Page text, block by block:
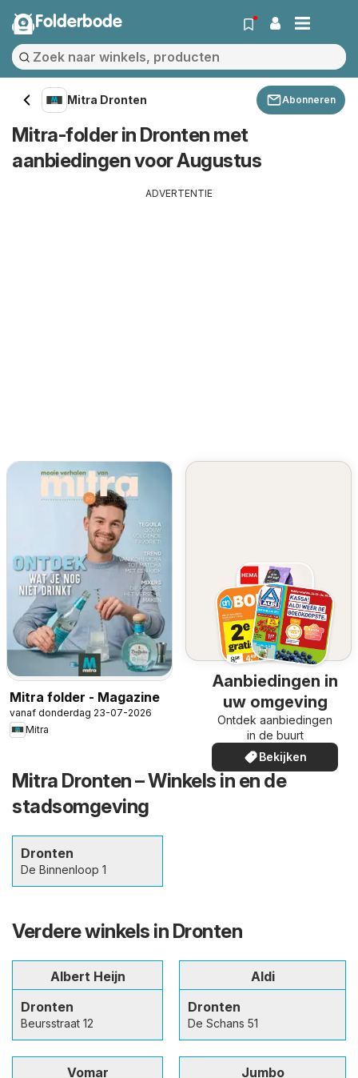
Folderbode
Mitra Dronten Abonneren
Mitra-folder in Dronten met
aanbiedingen voor Augustus
ADVERTENTIE
Mitra folder - Magazine
vanaf donderdag 23-07-2026
Mitra
Aanbiedingen in
uw omgeving
Ontdek aanbiedingen
in de buurt
Bekijken
Mitra Dronten – Winkels in en de
stadsomgeving
Dronten
De Binnenloop 1
Verdere winkels in Dronten
Albert Heijn
Dronten
Beursstraat 12
Aldi
Dronten
De Schans 51
Vomar
Jumbo